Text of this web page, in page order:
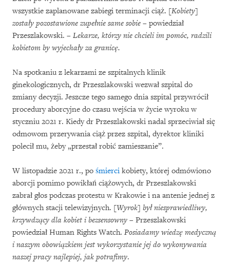
wszystkie zaplanowane zabiegi terminacji ciąż. [Kobiety]
zostały pozostawione zupełnie same sobie – powiedział
Przeszlakowski. – Lekarze, którzy nie chcieli im pomóc, radzili
kobietom by wyjechały za granicę.
Na spotkaniu z lekarzami ze szpitalnych klinik
ginekologicznych, dr Przeszlakowski wezwał szpital do
zmiany decyzji. Jeszcze tego samego dnia szpital przywrócił
procedury aborcyjne do czasu wejścia w życie wyroku w
styczniu 2021 r. Kiedy dr Przeszlakowski nadal sprzeciwiał się
odmowom przerywania ciąż przez szpital, dyrektor kliniki
polecił mu, żeby „przestał robić zamieszanie”.
W listopadzie 2021 r., po śmierci kobiety, której odmówiono
aborcji pomimo powikłań ciążowych, dr Przeszlakowski
zabrał głos podczas protestu w Krakowie i na antenie jednej z
głównych stacji telewizyjnych. [Wyrok] był niesprawiedliwy,
krzywdzący dla kobiet i bezsensowny – Przeszlakowski
powiedział Human Rights Watch. Posiadamy wiedzę medyczną
i naszym obowiązkiem jest wykorzystanie jej do wykonywania
naszej pracy najlepiej, jak potrafimy.